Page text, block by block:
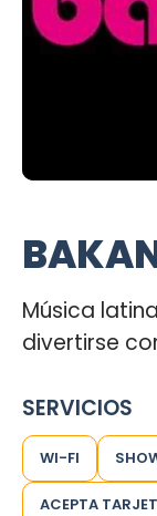
Música
divertirse
SERVICIOS
WI-FI
ACEPTA